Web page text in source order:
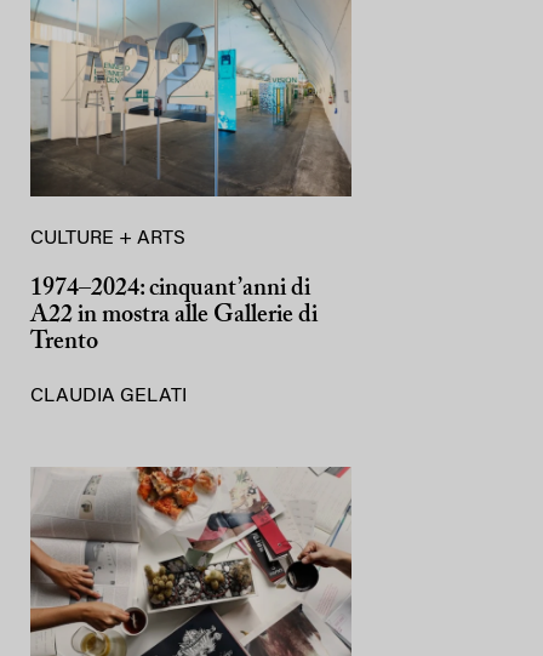
CULTURE + ARTS
1974–2024: cinquant’anni di
A22 in mostra alle Gallerie di
Trento
CLAUDIA GELATI